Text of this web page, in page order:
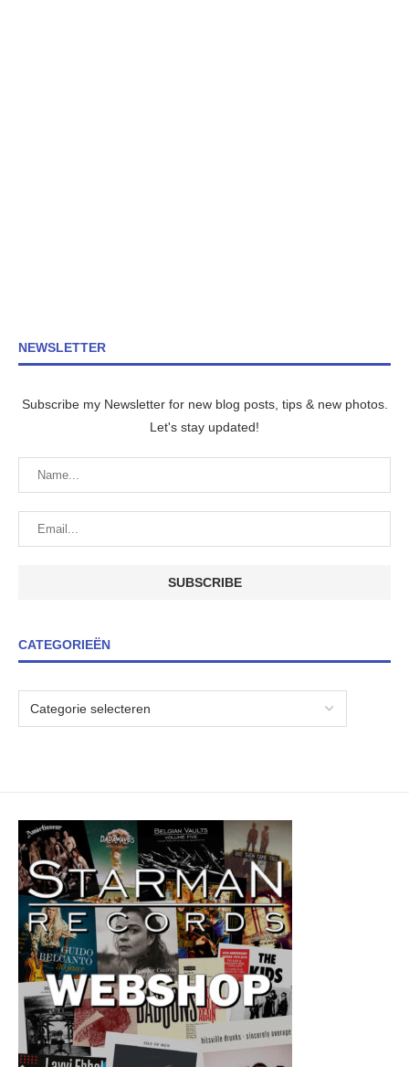
NEWSLETTER
Subscribe my Newsletter for new blog posts, tips & new photos.
Let's stay updated!
CATEGORIEËN